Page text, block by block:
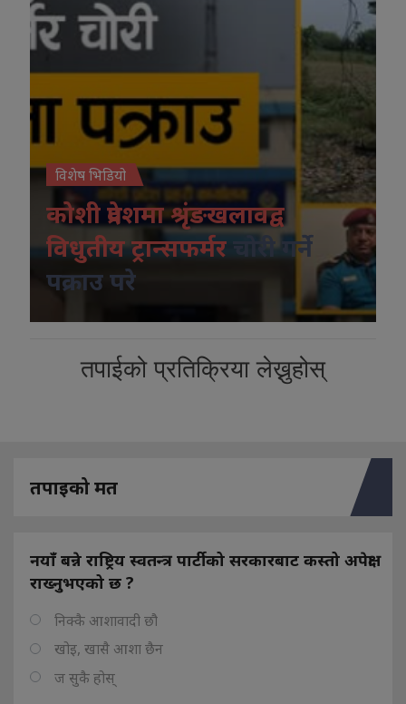
विशेष भिडियो
कोशी प्रदेशमा श्रृंङखलावद्व
विधुतीय ट्रान्सफर्मर
चोरी गर्ने
पक्राउ परे
तपाईको प्रतिक्रिया लेख्नुहोस्
तपाइको मत
नयाँ बन्ने राष्ट्रिय स्वतन्त्र पार्टीको सरकारबाट कस्तो अपेक्षा
राख्नुभएको छ ?
निक्कै आशावादी छौ
खोइ, खासै आशा छैन
ज सुकै होस्